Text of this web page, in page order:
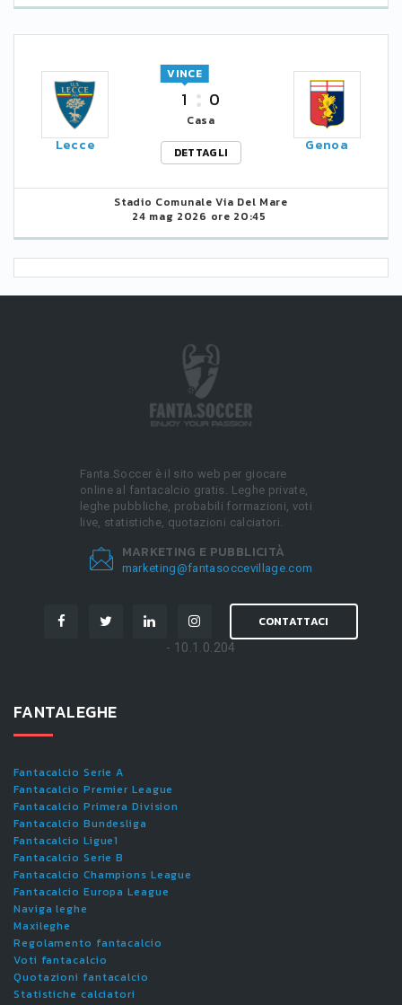
Lecce
1
VINCE
0
Casa
DETTAGLI
Genoa
Stadio Comunale Via Del Mare
24 mag 2026 ore 20:45
Fanta.Soccer è il sito web per giocare
online al fantacalcio gratis. Leghe private,
leghe pubbliche, probabili formazioni, voti
live, statistiche, quotazioni calciatori.
MARKETING E PUBBLICITÀ
marketing@fantasoccevillage.com
CONTATTACI
- 10.1.0.204
FANTALEGHE
Fantacalcio Serie A
Fantacalcio Premier League
Fantacalcio Primera Division
Fantacalcio Bundesliga
Fantacalcio Ligue1
Fantacalcio Serie B
Fantacalcio Champions League
Fantacalcio Europa League
Naviga leghe
Maxileghe
Regolamento fantacalcio
Voti fantacalcio
Quotazioni fantacalcio
Statistiche calciatori